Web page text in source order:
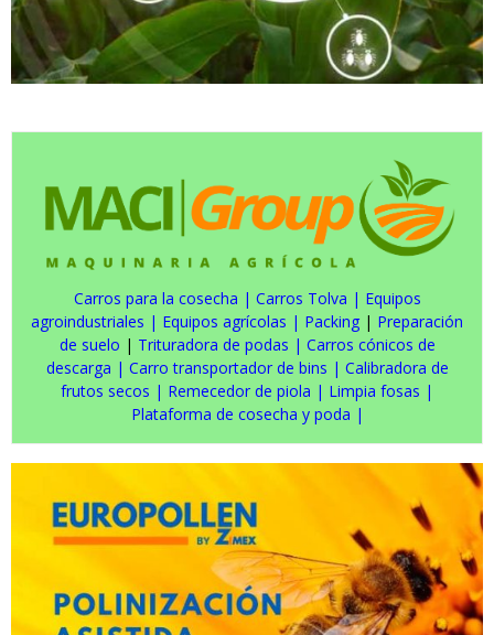
Carros para la cosecha | Carros Tolva | Equipos
agroindustriales | Equipos agrícolas | Packing | Preparación
de suelo | Trituradora de podas | Carros cónicos de
descarga | Carro transportador de bins | Calibradora de
frutos secos | Remecedor de piola | Limpia fosas |
Plataforma de cosecha y poda |